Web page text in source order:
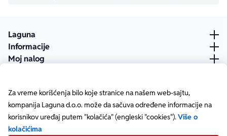
Za vreme korišćenja bilo koje stranice na našem web-sajtu,
kompanija Laguna d.o.o. može da sačuva određene informacije na
korisnikov uređaj putem "kolačića" (engleski "cookies").Više o
kolačićima
Laguna
Informacije
Moj nalog